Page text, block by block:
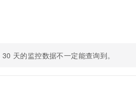
30 天的监控数据不一定能查询到。